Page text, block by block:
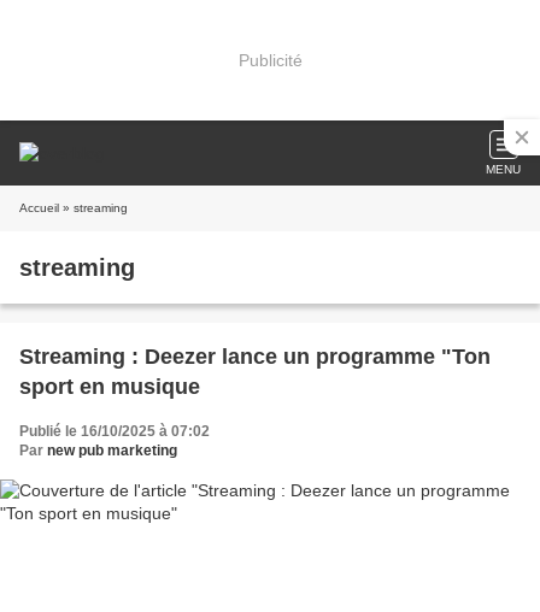
Publicité
MENU
Accueil » streaming
streaming
Streaming : Deezer lance un programme "Ton
sport en musique
Publié le 16/10/2025 à 07:02
Par new pub marketing